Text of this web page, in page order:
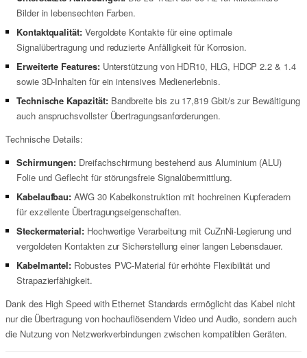
Bilder in lebensechten Farben.
Kontaktqualität:Vergoldete Kontakte für eine optimale
Signalübertragung und reduzierte Anfälligkeit für Korrosion.
Erweiterte Features:Unterstützung von HDR10, HLG, HDCP 2.2 & 1.4
sowie 3D-Inhalten für ein intensives Medienerlebnis.
Technische Kapazität:Bandbreite bis zu 17,819 Gbit/s zur Bewältigung
auch anspruchsvollster Übertragungsanforderungen.
Technische Details:
Schirmungen: Dreifachschirmung bestehend aus Aluminium (ALU)
Folie und Geflecht für störungsfreie Signalübermittlung.
Kabelaufbau: AWG 30 Kabelkonstruktion mit hochreinen Kupferadern
für exzellente Übertragungseigenschaften.
Steckermaterial:Hochwertige Verarbeitung mit CuZnNi-Legierung und
vergoldeten Kontakten zur Sicherstellung einer langen Lebensdauer.
Kabelmantel: Robustes PVC-Material für erhöhte Flexibilität und
Strapazierfähigkeit.
Dank des High Speed with Ethernet Standards ermöglicht das Kabel nicht
nur die Übertragung von hochauflösendem Video und Audio, sondern auch
die Nutzung von Netzwerkverbindungen zwischen kompatiblen Geräten.